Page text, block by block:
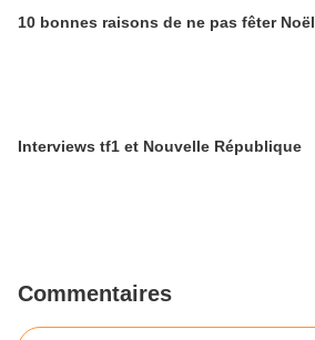
10 bonnes raisons de ne pas fêter Noël
Interviews tf1 et Nouvelle République
Commentaires